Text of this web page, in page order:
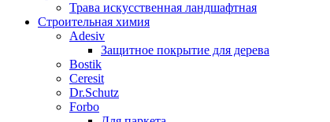
Трава искусственная ландшафтная
Строительная химия
Adesiv
Защитное покрытие для дерева
Bostik
Ceresit
Dr.Schutz
Forbo